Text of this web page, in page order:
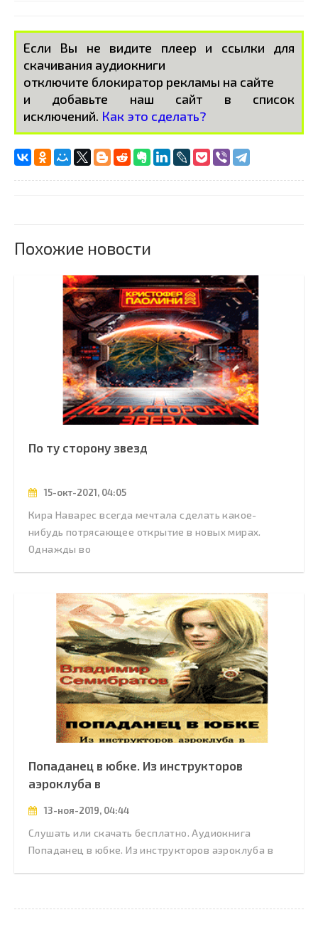
Если Вы не видите плеер и ссылки для
скачивания аудиокниги
отключите блокиратор рекламы на сайте
и добавьте наш сайт в список
исключений. Как это сделать?
Похожие новости
По ту сторону звезд
15-окт-2021, 04:05
Кира Наварес всегда мечтала сделать какое-
нибудь потрясающее открытие в новых мирах.
Однажды во
Попаданец в юбке. Из инструкторов
аэроклуба в
13-ноя-2019, 04:44
Слушать или скачать бесплатно. Аудиокнига
Попаданец в юбке. Из инструкторов аэроклуба в